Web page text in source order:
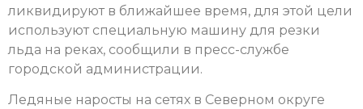
ликвидируют в ближайшее время, для этой цели
используют специальную машину для резки
льда на реках, сообщили в пресс-службе
городской администрации.
Ледяные наросты на сетях в Северном округе